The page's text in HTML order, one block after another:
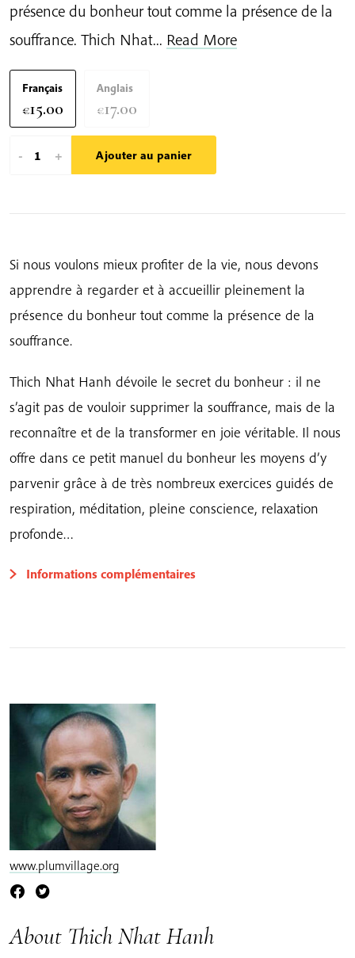
présence du bonheur tout comme la présence de la
souffrance. Thich Nhat... Read More
Français
€15.00
Anglais
€17.00
-
quantité
de
Lotus
+ Ajouter au panier
Si nous voulons mieux profiter de la vie, nous devons
apprendre à regarder et à accueillir pleinement la
présence du bonheur tout comme la présence de la
souffrance.
Thich Nhat Hanh dévoile le secret du bonheur : il ne
s’agit pas de vouloir supprimer la souffrance, mais de la
reconnaître et de la transformer en joie véritable. Il nous
offre dans ce petit manuel du bonheur les moyens d’y
parvenir grâce à de très nombreux exercices guidés de
respiration, méditation, pleine conscience, relaxation
profonde…
Informations complémentaires
About Thich Nhat Hanh
www.plumvillage.org